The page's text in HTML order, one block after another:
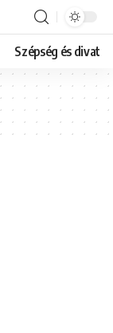
Szépség és divat